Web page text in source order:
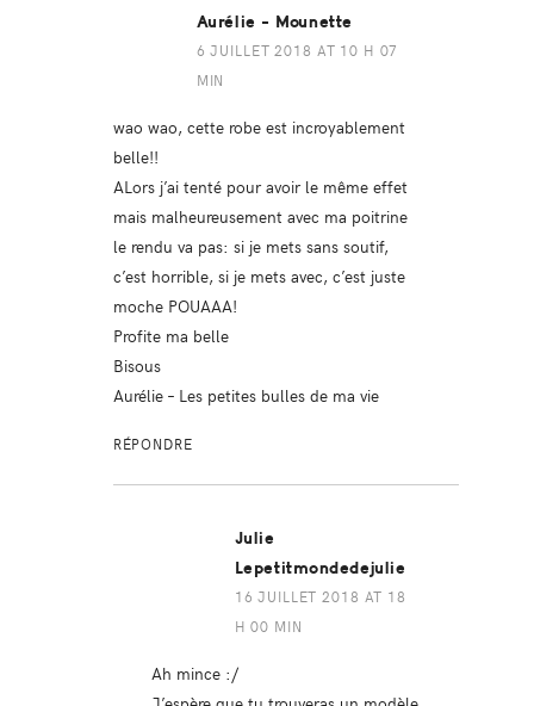
Aurélie - Mounette
6 JUILLET 2018 AT 10 H 07
MIN
wao wao, cette robe est incroyablement
belle!!
ALors j’ai tenté pour avoir le même effet
mais malheureusement avec ma poitrine
le rendu va pas: si je mets sans soutif,
c’est horrible, si je mets avec, c’est juste
moche POUAAA!
Profite ma belle
Bisous
Aurélie – Les petites bulles de ma vie
RÉPONDRE
Julie
Lepetitmondedejulie
16 JUILLET 2018 AT 18
H 00 MIN
Ah mince :/